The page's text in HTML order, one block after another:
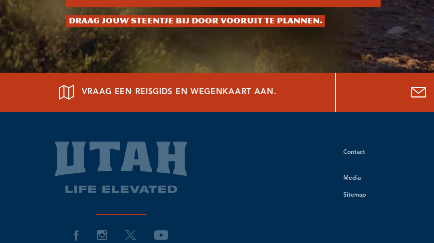
Draag jouw steentje bij door vooruit te plannen.
VRAAG EEN REISGIDS EN WEGENKAART AAN.
Contact
Media
Sitemap